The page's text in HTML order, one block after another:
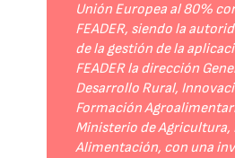
Unión Europea al 80%
FEADER, siendo la
de la gestión de la
FEADER la dirección
Desarrollo Rural,
Formación
Ministerio de Agricultura,
Alimentación, con una